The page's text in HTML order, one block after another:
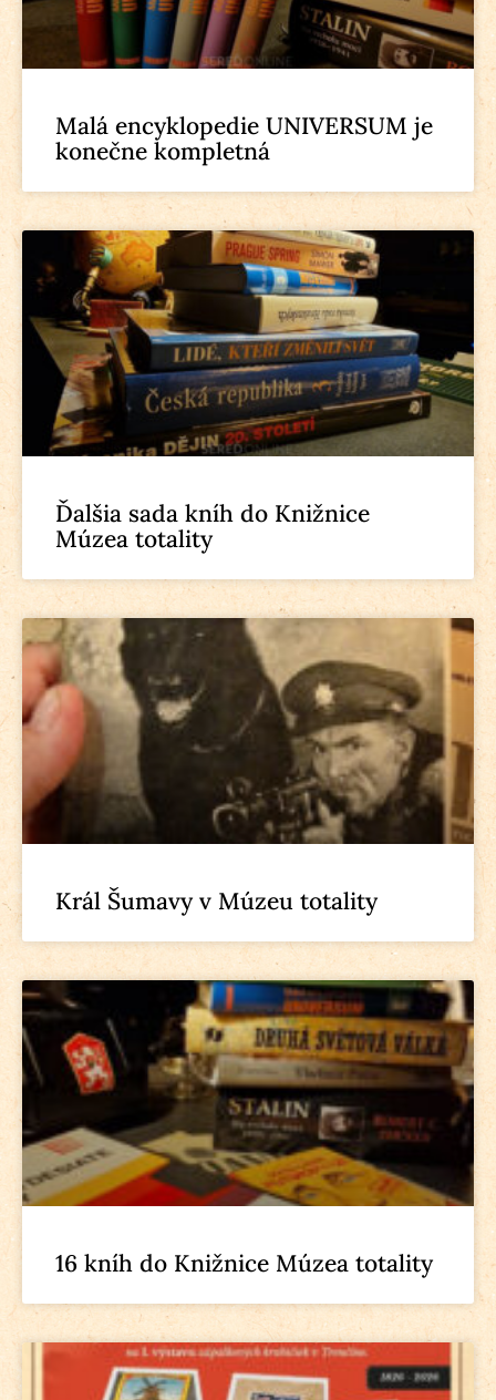
Malá encyklopedie UNIVERSUM je
konečne kompletná
Ďalšia sada kníh do Knižnice
Múzea totality
Král Šumavy v Múzeu totality
16 kníh do Knižnice Múzea totality